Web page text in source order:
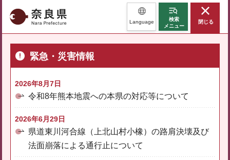
奈良県 Language
検索
メニュー
閉じる
緊急・災害情報
2026年8月7日
令和8年熊本地震への本県の対応等について
2026年6月29日
県道東川河合線（上北山村小橡）の路肩決壊及び
法面崩落による通行止について